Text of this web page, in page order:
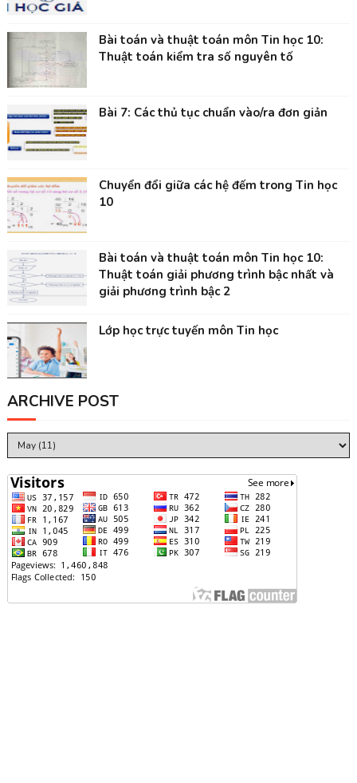
Bài toán và thuật toán môn Tin học 10:
Thuật toán kiểm tra số nguyên tố
Bài 7: Các thủ tục chuẩn vào/ra đơn giản
Chuyển đổi giữa các hệ đếm trong Tin học
10
Bài toán và thuật toán môn Tin học 10:
Thuật toán giải phương trình bậc nhất và
giải phương trình bậc 2
Lớp học trực tuyến môn Tin học
ARCHIVE POST